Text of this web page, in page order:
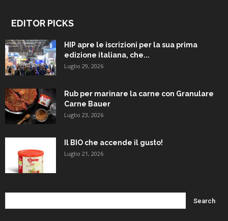
EDITOR PICKS
HIP apre le iscrizioni per la sua prima
edizione italiana, che...
Luglio 29, 2026
Rub per marinare la carne con Granulare
Carne Bauer
Luglio 23, 2026
Il BIO che accende il gusto!
Luglio 21, 2026